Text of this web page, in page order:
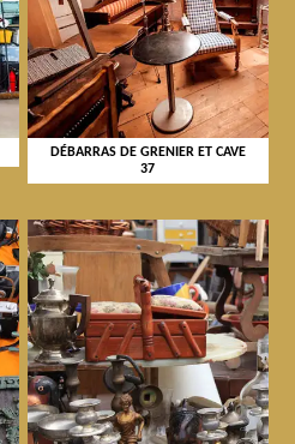
DÉBARRAS DE GRENIER ET CAVE
37